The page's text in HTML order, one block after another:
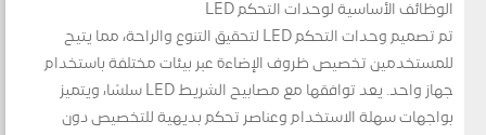
الوظائف الأساسية لوحدات التحكم LED
تم تصميم وحدات التحكم LED لتحقيق التنوع والراحة، مما يتيح
للمستخدمين تخصيص ظروف الإضاءة عبر بيئات مختلفة باستخدام
جهاز واحد. يعد توافقها مع مصابيح الشريط LED سلسًا، ويتميز
بواجهات سهلة الاستخدام وعناصر تحكم بديهية للتخصيص دون